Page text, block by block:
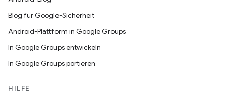
Blog für Google-Sicherheit
Android-Plattform in Google Groups
In Google Groups entwickeln
In Google Groups portieren
HILFE